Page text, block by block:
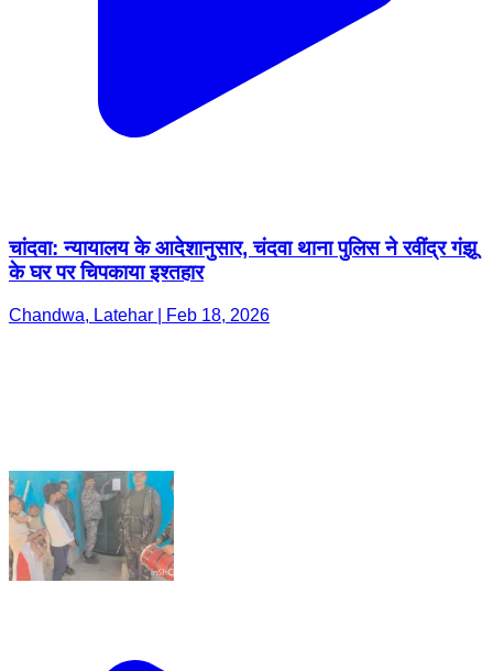
चांदवा: न्यायालय के आदेशानुसार, चंदवा थाना पुलिस ने रवींद्र गंझू
के घर पर चिपकाया इश्तहार
Chandwa, Latehar | Feb 18, 2026